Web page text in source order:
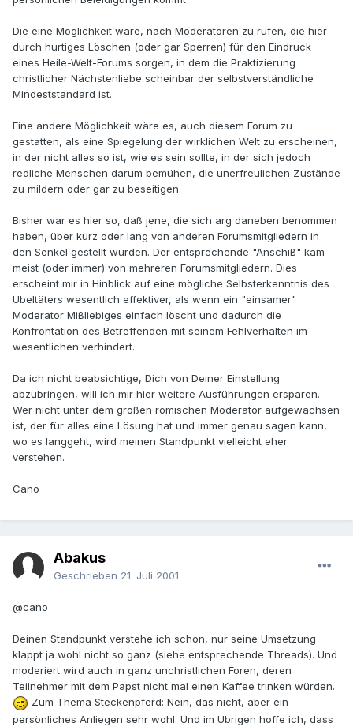
Die eine Möglichkeit wäre, nach Moderatoren zu rufen, die hier
durch hurtiges Löschen (oder gar Sperren) für den Eindruck
eines Heile-Welt-Forums sorgen, in dem die Praktizierung
christlicher Nächstenliebe scheinbar der selbstverständliche
Mindeststandard ist.
Eine andere Möglichkeit wäre es, auch diesem Forum zu
gestatten, als eine Spiegelung der wirklichen Welt zu erscheinen,
in der nicht alles so ist, wie es sein sollte, in der sich jedoch
redliche Menschen darum bemühen, die unerfreulichen Zustände
zu mildern oder gar zu beseitigen.
Bisher war es hier so, daß jene, die sich arg daneben benommen
haben, über kurz oder lang von anderen Forumsmitgliedern in
den Senkel gestellt wurden. Der entsprechende "Anschiß" kam
meist (oder immer) von mehreren Forumsmitgliedern. Dies
erscheint mir in Hinblick auf eine mögliche Selbsterkenntnis des
Übeltäters wesentlich effektiver, als wenn ein "einsamer"
Moderator Mißliebiges einfach löscht und dadurch die
Konfrontation des Betreffenden mit seinem Fehlverhalten im
wesentlichen verhindert.
Da ich nicht beabsichtige, Dich von Deiner Einstellung
abzubringen, will ich mir hier weitere Ausführungen ersparen.
Wer nicht unter dem großen römischen Moderator aufgewachsen
ist, der für alles eine Lösung hat und immer genau sagen kann,
wo es langgeht, wird meinen Standpunkt vielleicht eher
verstehen.
Cano
Abakus
Geschrieben 21. Juli 2001
@cano
Deinen Standpunkt verstehe ich schon, nur seine Umsetzung
klappt ja wohl nicht so ganz (siehe entsprechende Threads). Und
moderiert wird auch in ganz unchristlichen Foren, deren
Teilnehmer mit dem Papst nicht mal einen Kaffee trinken würden.
Zum Thema Steckenpferd: Nein, das nicht, aber ein
persönliches Anliegen sehr wohl. Und im Übrigen hoffe ich, dass